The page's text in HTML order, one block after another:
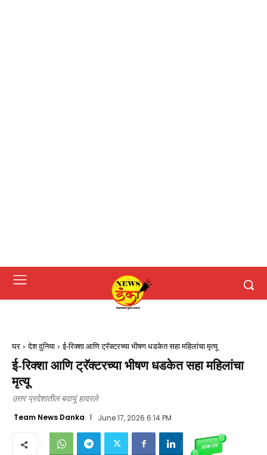
घर देश दुनिया ई-रिक्शा आणि ट्रॅक्टरच्या भीषण धडकेत सहा महिलांचा मृत्यू
ई-रिक्शा आणि ट्रॅक्टरच्या भीषण धडकेत सहा महिलांचा
मृत्यू
उत्तर प्रदेशातील बदायूं हादरले
Team News Danka June 17, 2026 6:14 PM